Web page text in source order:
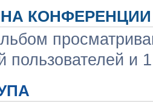
КОНФЕРЕНЦИИ
пользователей и 1